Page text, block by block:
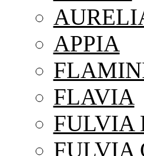
APPIA
FLAVIA
FULVIA
FULVIA